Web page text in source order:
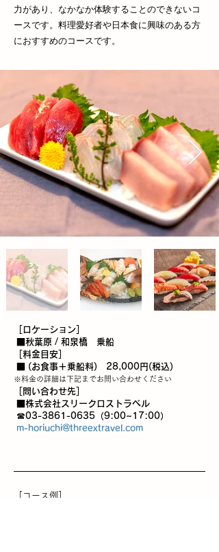
力があり、なかなか体験することのできないコ
ースです。料理愛好者や日本食に興味のある方
におすすめのコースです。
［ロケーション］
■秋葉原 / 和泉橋 乗船
料金目安］
■ (お食事＋乗船料) 28,000円(税込)
※料金の詳細は下記までお問い合わせください
［問い合わせ先］
■株式会社スリークロストラベル
☎03-3861-0635（9:00~17:00）
m-horiuchi@threextravel.com
［コース例］